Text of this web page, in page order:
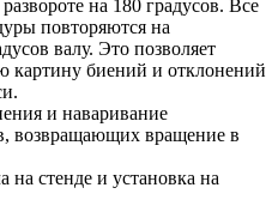
на 180 градусов. Все
повторяются на
валу. Это позволяет
картину биений и отклонений
и наваривание
возвращающих вращение в
на стенде и установка на